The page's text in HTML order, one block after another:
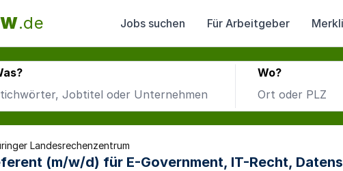
.de Jobs suchen Für Arbeitgeber
Wo?
Landesrechenzentrum
(m/w/d) für E-Government, IT-Recht,